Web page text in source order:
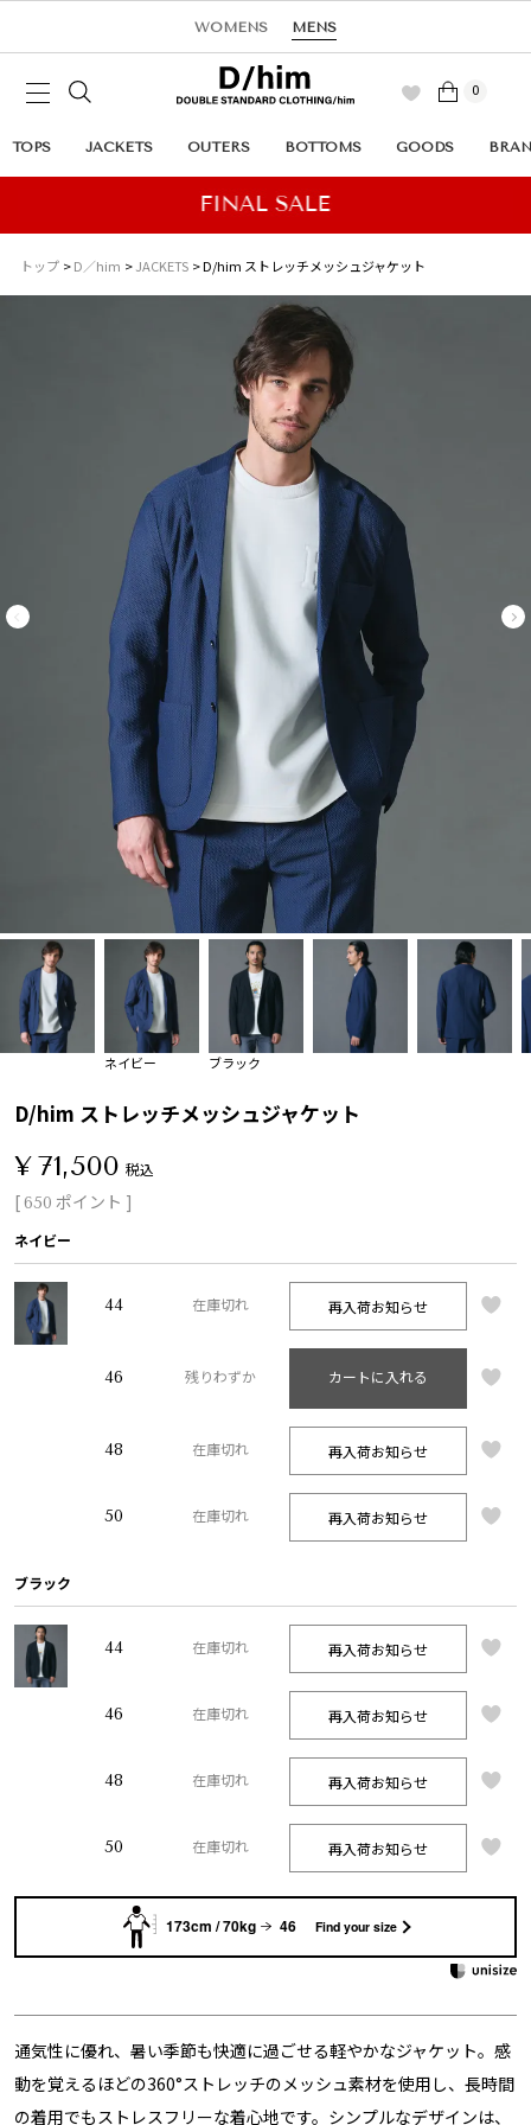
WOMENS MENS
0
TOPS JACKETS OUTERS BOTTOMS GOODS
トップ D／him JACKETS D/him ストレッチメッシュジャケット
ネイビー ブラック
D/him ストレッチメッシュジャケット
¥71,500 税込
[650 ポイント ]
ネイビー
44 在庫切れ 再入荷お知らせ
46 残りわずか カートに入れる
48 在庫切れ 再入荷お知らせ
50 在庫切れ 再入荷お知らせ
ブラック
44 在庫切れ 再入荷お知らせ
46 在庫切れ 再入荷お知らせ
48 在庫切れ 再入荷お知らせ
50 在庫切れ 再入荷お知らせ
173cm / 70kg 46 Find your size
通気性に優れ、暑い季節も快適に過ごせる軽やかなジャケット。感
動を覚えるほどの360°ストレッチのメッシュ素材を使用し、長時間
の着用でもストレスフリーな着心地です。シンプルなデザインは、